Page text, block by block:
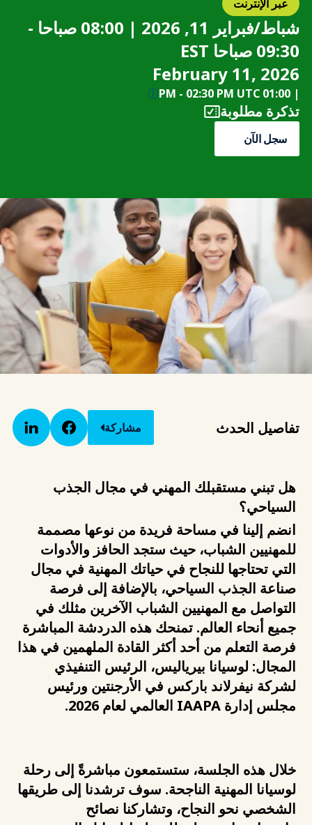
عبر الإنترنت
شباط/فبراير 11, 2026 | 08:00 صباحا -
09:30 صباحا EST
February 11, 2026
|
01:00 PM
- 02:30 PM UTC
تذكرة مطلوبة
سجل الآن
تفاصيل الحدث مشاركة
هل تبني مستقبلك المهني في مجال الجذب
السياحي؟
انضم إلينا في مساحة فريدة من نوعها مصممة
للمهنيين الشباب، حيث ستجد الحافز والأدوات
التي تحتاجها للنجاح في حياتك المهنية في مجال
صناعة الجذب السياحي، بالإضافة إلى فرصة
التواصل مع المهنيين الشباب الآخرين مثلك في
جميع أنحاء العالم. تمنحك هذه الدردشة المباشرة
فرصة التعلم من أحد أكثر القادة الملهمين في هذا
المجال: لوسيانا بيرياليس، الرئيس التنفيذي
لشركة نيفرلاند باركس في الأرجنتين ورئيس
مجلس إدارة IAAPA العالمي لعام 2026.
خلال هذه الجلسة، ستستمعون مباشرةً إلى رحلة
لوسيانا المهنية الناجحة. سوف ترشدنا إلى طريقها
الشخصي نحو النجاح، وتشاركنا نصائح